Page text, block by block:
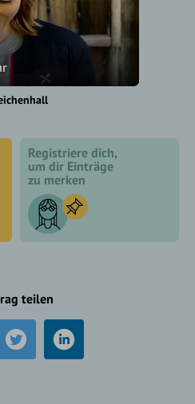
Registriere dich,
um dir Einträge
zu merken
teilen